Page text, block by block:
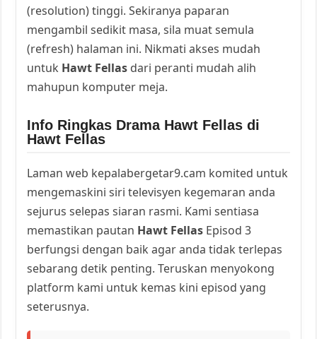
(resolution) tinggi. Sekiranya paparan
mengambil sedikit masa, sila muat semula
(refresh) halaman ini. Nikmati akses mudah
untuk Hawt Fellas dari peranti mudah alih
mahupun komputer meja.
Info Ringkas Drama Hawt Fellas di
Hawt Fellas
Laman web kepalabergetar9.cam komited untuk
mengemaskini siri televisyen kegemaran anda
sejurus selepas siaran rasmi. Kami sentiasa
memastikan pautan Hawt Fellas Episod 3
berfungsi dengan baik agar anda tidak terlepas
sebarang detik penting. Teruskan menyokong
platform kami untuk kemas kini episod yang
seterusnya.